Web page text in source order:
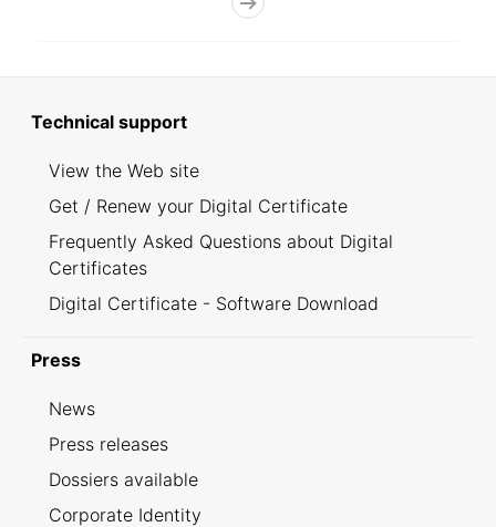
Technical support
View the Web site
Get / Renew your Digital Certificate
Frequently Asked Questions about Digital
Certificates
Digital Certificate - Software Download
Press
News
Press releases
Dossiers available
Corporate Identity